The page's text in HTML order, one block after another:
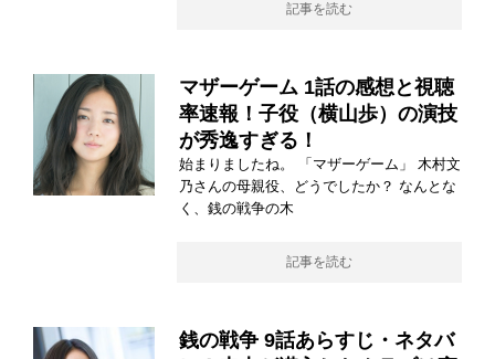
記事を読む
マザーゲーム 1話の感想と視聴
率速報！子役（横山歩）の演技
が秀逸すぎる！
始まりましたね。 「マザーゲーム」 木村文
乃さんの母親役、どうでしたか？ なんとな
く、銭の戦争の木
記事を読む
銭の戦争 9話あらすじ・ネタバ